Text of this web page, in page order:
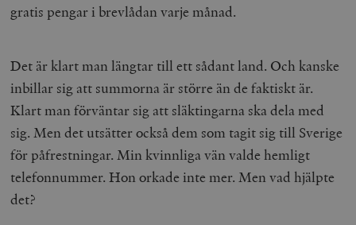
gratis pengar i brevlådan varje månad.
Det är klart man längtar till ett sådant land. Och kanske
inbillar sig att summorna är större än de faktiskt är.
Klart man förväntar sig att släktingarna ska dela med
sig. Men det utsätter också dem som tagit sig till Sverige
för påfrestningar. Min kvinnliga vän valde hemligt
telefonnummer. Hon orkade inte mer. Men vad hjälpte
det?